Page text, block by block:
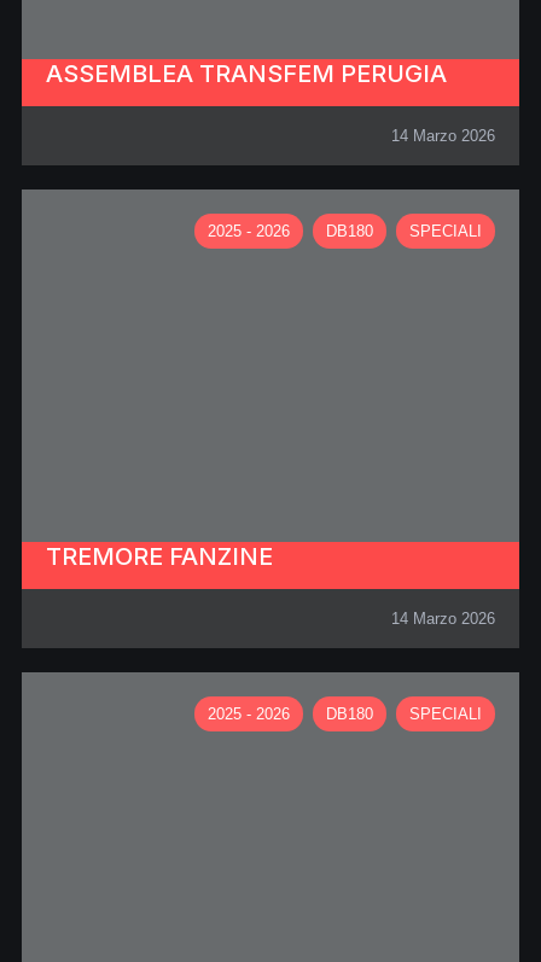
ASSEMBLEA TRANSFEM PERUGIA
14 Marzo 2026
2025 - 2026 DB180 SPECIALI
TREMORE FANZINE
14 Marzo 2026
2025 - 2026 DB180 SPECIALI